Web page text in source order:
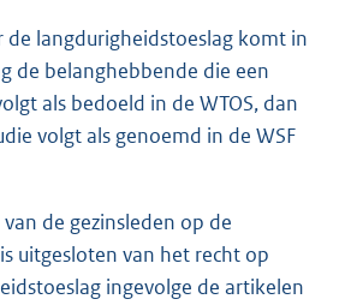
de langdurigheidstoeslag komt in
de belanghebbende die een
als bedoeld in de WTOS, dan
volgt als genoemd in de WSF
de gezinsleden op de
uitgesloten van het recht op
ingevolge de artikelen